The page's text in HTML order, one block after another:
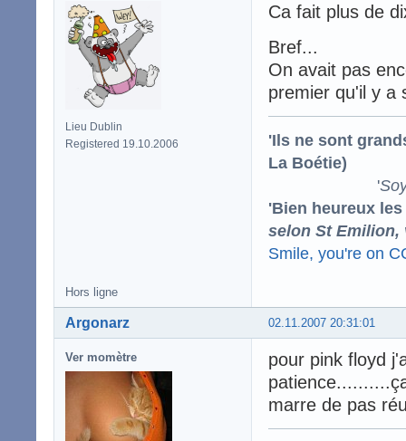
Lieu Dublin
Registered 19.10.2006
Ca fait plus de
Bref...
On avait pas
premier qu'il y a
'Ils ne sont
La Boétie)
'
'Bien heureux
selon St Emilion,
Smile, you're on
Hors ligne
02.11.2007 20:31:01
Argonarz
Ver momètre
pour pink floyd
marre de pas